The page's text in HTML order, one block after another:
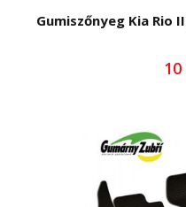
Gumiszőnyeg Kia Rio